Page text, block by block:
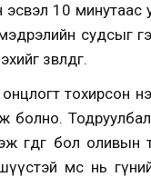
эсвэл 10
судсыг
зөвлөдөг.
онцлогт
Тодруулбал
өгдөг бол оливын
мөс нь